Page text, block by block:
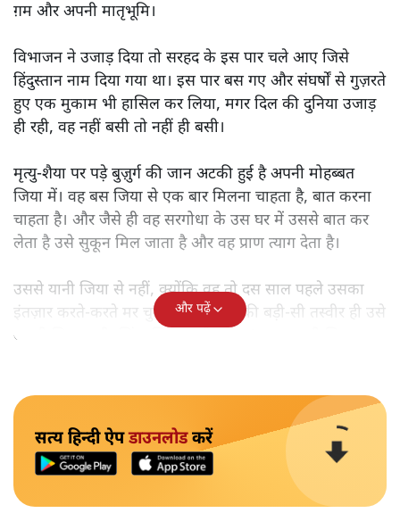
ग़म और अपनी मातृभूमि।
विभाजन ने उजाड़ दिया तो सरहद के इस पार चले आए जिसे
हिंदुस्तान नाम दिया गया था। इस पार बस गए और संघर्षों से गुज़रते
हुए एक मुकाम भी हासिल कर लिया, मगर दिल की दुनिया उजाड़
ही रही, वह नहीं बसी तो नहीं ही बसी।
मृत्यु-शैया पर पड़े बुज़ुर्ग की जान अटकी हुई है अपनी मोहब्बत
जिया में। वह बस जिया से एक बार मिलना चाहता है, बात करना
चाहता है। और जैसे ही वह सरगोधा के उस घर में उससे बात कर
लेता है उसे सुकून मिल जाता है और वह प्राण त्याग देता है।
उससे यानी जिया से नहीं, क्योंकि वह तो दस साल पहले उसका
इंतज़ार करते-करते मर चुकी है। मगर उसकी बड़ी-सी तस्वीर ही उसे
अपनी जिया लगी, ज़िंदा जिया, वही 17-18 साल वाली जिया।
और पढ़ें
सत्य हिन्दी ऐपडाउनलोडकरें